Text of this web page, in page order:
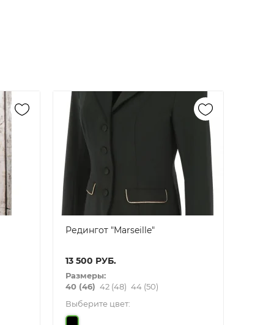
Редингот "Marseille"
13 500 РУБ.
Размеры:
40 (46) 42 (48) 44 (50)
Выберите цвет: